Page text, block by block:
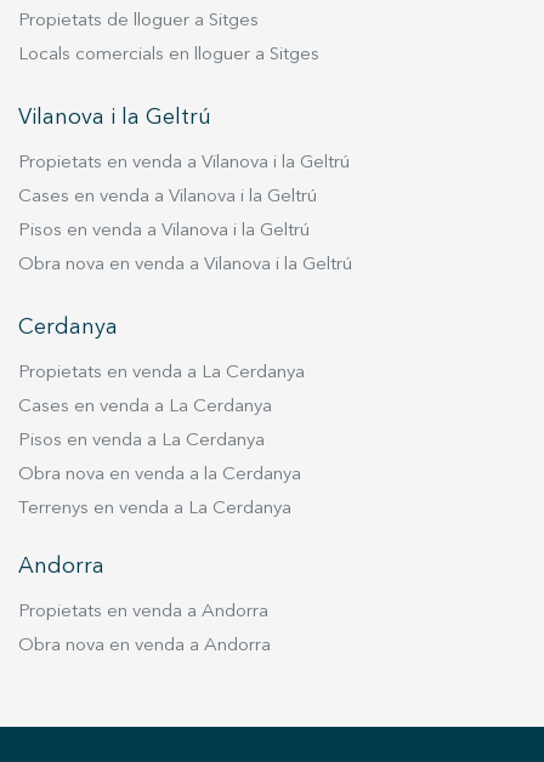
Propietats de lloguer a Sitges
Locals comercials en lloguer a Sitges
Vilanova i la Geltrú
Propietats en venda a Vilanova i la Geltrú
Cases en venda a Vilanova i la Geltrú
Pisos en venda a Vilanova i la Geltrú
Obra nova en venda a Vilanova i la Geltrú
Cerdanya
Propietats en venda a La Cerdanya
Cases en venda a La Cerdanya
Pisos en venda a La Cerdanya
Obra nova en venda a la Cerdanya
Terrenys en venda a La Cerdanya
Andorra
Propietats en venda a Andorra
Obra nova en venda a Andorra